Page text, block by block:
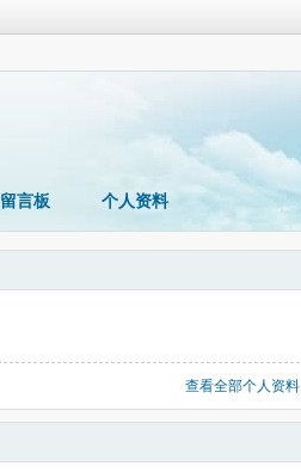
留言板 个人资料
查看全部个人资料